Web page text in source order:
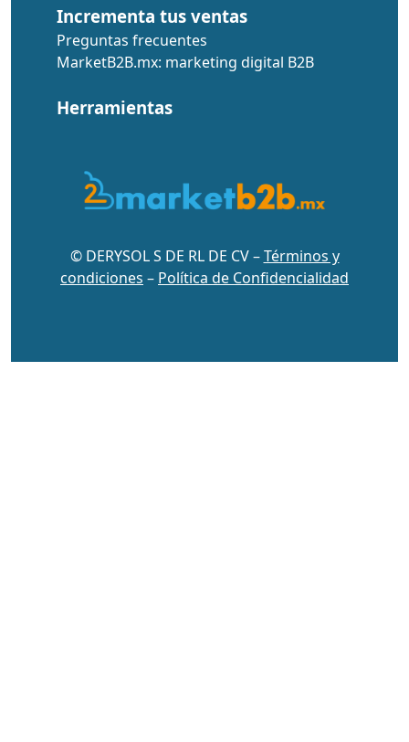
Incrementa tus ventas
Preguntas frecuentes
MarketB2B.mx: marketing digital B2B
Herramientas
© DERYSOL S DE RL DE CV –Términos y
condiciones – Política de Confidencialidad